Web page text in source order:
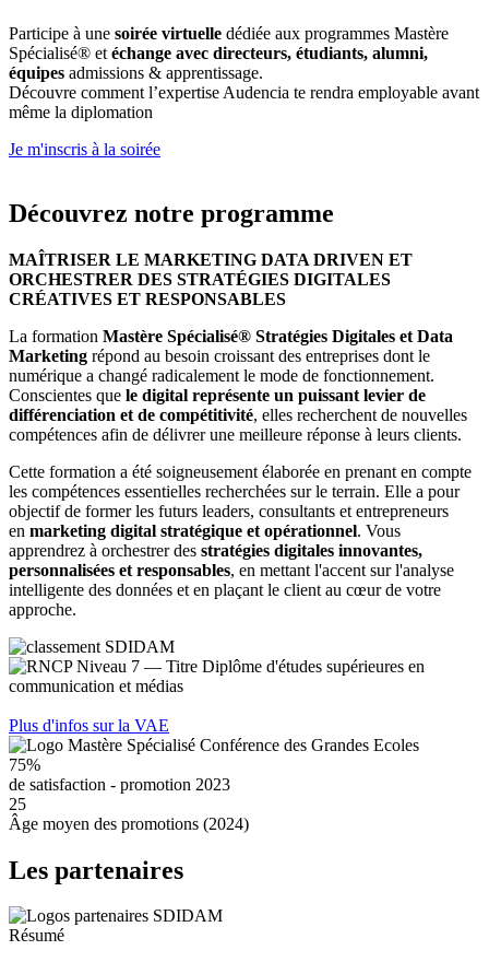
Participe à une soirée virtuelle dédiée aux programmes Mastère
Spécialisé® et échange avec directeurs, étudiants, alumni,
équipes admissions & apprentissage.
Découvre comment l’expertise Audencia te rendra employable avant
même la diplomation
Je m'inscris à la soirée
Découvrez notre programme
MAÎTRISER LE MARKETING DATA DRIVEN ET
ORCHESTRER DES STRATÉGIES DIGITALES
CRÉATIVES ET RESPONSABLES
La formation Mastère Spécialisé® Stratégies Digitales et Data
Marketing répond au besoin croissant des entreprises dont le
numérique a changé radicalement le mode de fonctionnement.
Conscientes que le digital représente un puissant levier de
différenciation et de compétitivité, elles recherchent de nouvelles
compétences afin de délivrer une meilleure réponse à leurs clients.
Cette formation a été soigneusement élaborée en prenant en compte
les compétences essentielles recherchées sur le terrain. Elle a pour
objectif de former les futurs leaders, consultants et entrepreneurs
en marketing digital stratégique et opérationnel. Vous
apprendrez à orchestrer des stratégies digitales innovantes,
personnalisées et responsables, en mettant l'accent sur l'analyse
intelligente des données et en plaçant le client au cœur de votre
approche.
Plus d'infos sur la VAE
75%
de satisfaction - promotion 2023
25
Âge moyen des promotions (2024)
Les partenaires
Résumé